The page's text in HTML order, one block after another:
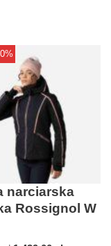
narciarska
Rossignol W